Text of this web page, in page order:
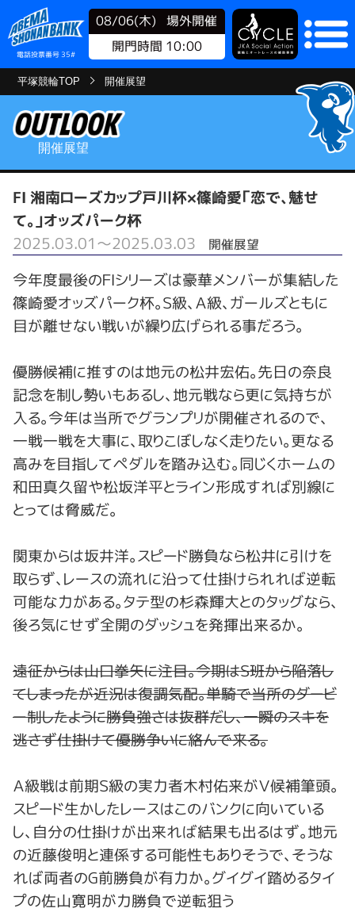
電話投票番号 35#
08/06(木)
場外開催
開門時間 10:00
平塚競輪TOP 開催展望
開催展望
FⅠ 湘南ローズカップ戸川杯×篠崎愛「恋で、魅せ
て。」オッズパーク杯
2025.03.01～2025.03.03
開催展望
今年度最後のＦⅠシリーズは豪華メンバーが集結した
篠崎愛オッズパーク杯。Ｓ級、Ａ級、ガールズともに
目が離せない戦いが繰り広げられる事だろう。
優勝候補に推すのは地元の松井宏佑。先日の奈良
記念を制し勢いもあるし、地元戦なら更に気持ちが
入る。今年は当所でグランプリが開催されるので、
一戦一戦を大事に、取りこぼしなく走りたい。更なる
高みを目指してペダルを踏み込む。同じくホームの
和田真久留や松坂洋平とライン形成すれば別線に
とっては脅威だ。
関東からは坂井洋。スピード勝負なら松井に引けを
取らず、レースの流れに沿って仕掛けられれば逆転
可能な力がある。タテ型の杉森輝大とのタッグなら、
後ろ気にせず全開のダッシュを発揮出来るか。
遠征からは山口拳矢に注目。今期はＳ班から陥落し
てしまったが近況は復調気配。単騎で当所のダービ
ー制したように勝負強さは抜群だし、一瞬のスキを
逃さず仕掛けて優勝争いに絡んで来る。
Ａ級戦は前期Ｓ級の実力者木村佑来がＶ候補筆頭。
スピード生かしたレースはこのバンクに向いている
し、自分の仕掛けが出来れば結果も出るはず。地元
の近藤俊明と連係する可能性もありそうで、そうな
れば両者のG前勝負が有力か。グイグイ踏めるタイ
プの佐山寛明が力勝負で逆転狙う